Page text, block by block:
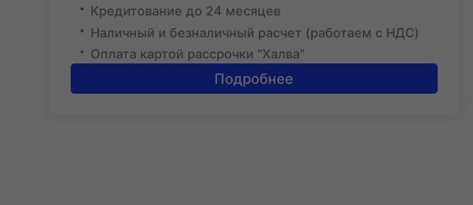
Кредитование до 24 месяцев
Наличный и безналичный расчет (работаем с НДС)
Оплата картой рассрочки "Халва"
Подробнее